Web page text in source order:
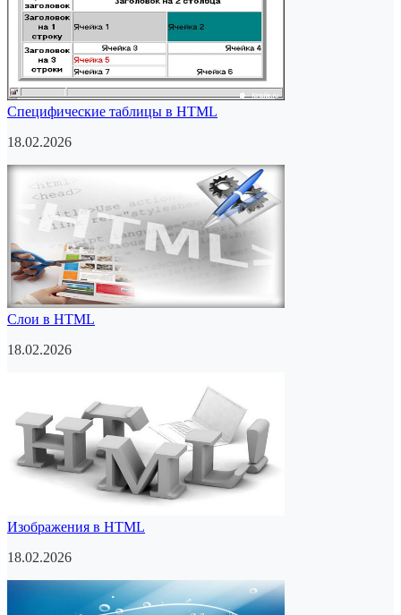
Специфические таблицы в HTML
18.02.2026
Слои в HTML
18.02.2026
Изображения в HTML
18.02.2026